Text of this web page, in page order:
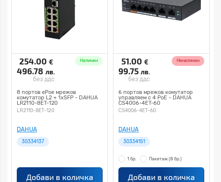
254.00 €
496.78 лв.
без ддс
Наличен
8 портов ePoe мрежов
комутатор L2 + 1xSFP - DAHUA
LR2110-8ET-120
LR2110-8ET-120
DAHUA
30334137
Добави в количка
51.00 €
99.75 лв.
без ддс
Неналичен
6 портов мрежов комутатор
управляем с 4 PoE - DAHUA
CS4006-4ET-60
CS4006-4ET-60
DAHUA
30334151
1 бр. Пакетаж (8 бр.)
Добави в количка